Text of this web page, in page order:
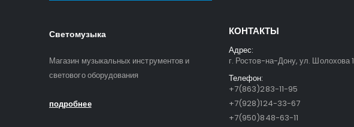
Светомузыка
Магазин музыкальных инструментов и
светового оборудования
подробнее
КОНТАКТЫ
Адрес:
г. Ростов-на-Дону, ул. Шолохова 1
Телефон:
+7(863)283-11-95
+7(928)124-33-67
+7(950)848-63-11